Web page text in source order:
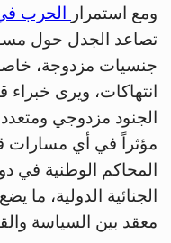
ومع استمرار الحرب
تصاعد الجدل حول
جنسيات مزدوجة،
انتهاكات، ويرى
الجنود مزدوجي
مؤثراً في أي مسارات
المحاكم الوطنية في
الجنائية الدولية،
معقد بين السياسة